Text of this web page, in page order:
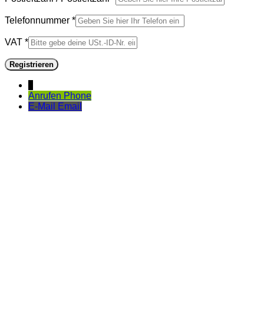
Telefonnummer *
VAT *
Registrieren
Anrufen Phone
E-Mail
Email